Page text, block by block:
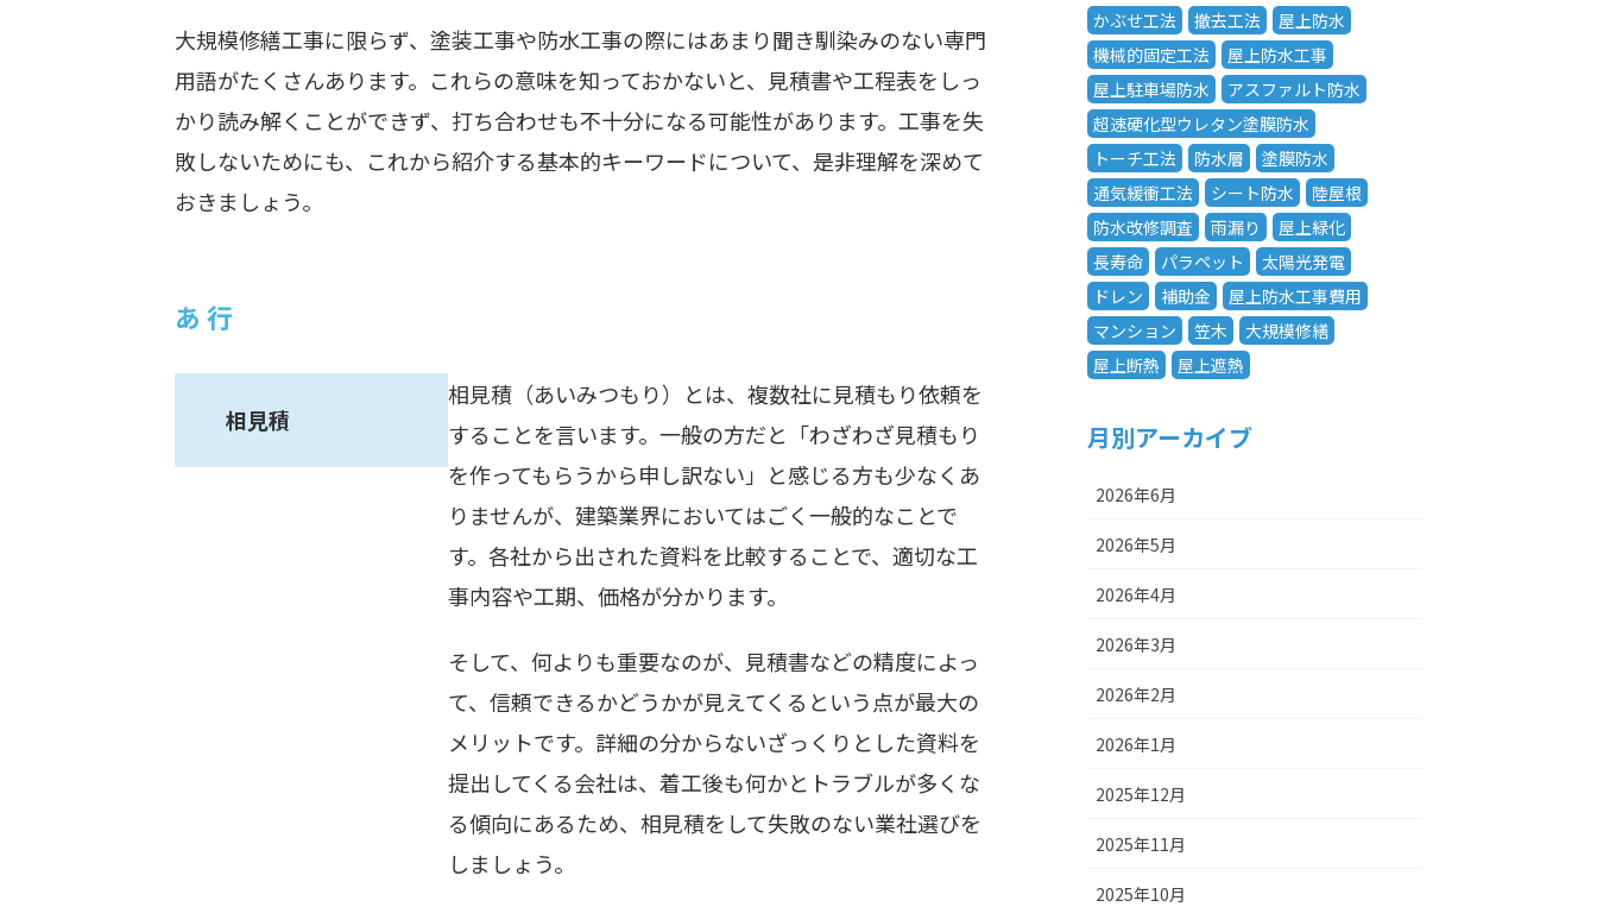
大規模修繕工事に限らず、塗装工事や防水工事の際にはあまり聞き馴染みのない専門
用語がたくさんあります。これらの意味を知っておかないと、見積書や工程表をしっ
かり読み解くことができず、打ち合わせも不十分になる可能性があります。工事を失
敗しないためにも、これから紹介する基本的キーワードについて、是非理解を深めて
おきましょう。
あ 行
相見積
相見積（あいみつもり）とは、複数社に見積もり依頼を
することを言います。一般の方だと「わざわざ見積もり
を作ってもらうから申し訳ない」と感じる方も少なくあ
りませんが、建築業界においてはごく一般的なことで
す。各社から出された資料を比較することで、適切な工
事内容や工期、価格が分かります。
そして、何よりも重要なのが、見積書などの精度によっ
て、信頼できるかどうかが見えてくるという点が最大の
メリットです。詳細の分からないざっくりとした資料を
提出してくる会社は、着工後も何かとトラブルが多くな
る傾向にあるため、相見積をして失敗のない業社選びを
しましょう。
かぶせ工法 撤去工法
屋上防水
機械的固定工法
屋上防水工事
屋上駐車場防水
アスファルト防水
超速硬化型ウレタン塗膜防水
トーチ工法
防水層
塗膜防水
通気緩衝工法
シート防水
陸屋根
防水改修調査
雨漏り
屋上緑化
長寿命
パラペット
太陽光発電
ドレン
補助金
屋上防水工事費用
マンション
笠木
大規模修繕
屋上断熱
屋上遮熱
月別アーカイブ
2026年6月
2026年5月
2026年4月
2026年3月
2026年2月
2026年1月
2025年12月
2025年11月
2025年10月